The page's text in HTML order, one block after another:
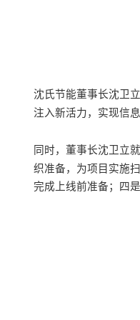
沈氏节能董事长沈卫
注入新活力，实现信
同时，董事长沈卫立
织准备， 为项目实施
完成上线前准备；四是